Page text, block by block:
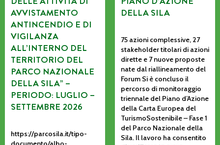
AVVISTAMENTO
ANTINCENDIO E DI
VIGILANZA
ALL’INTERNO DEL
TERRITORIO DEL
PARCO NAZIONALE
DELLA SILA” –
PERIODO: LUGLIO –
SETTEMBRE 2026
https://parcosila.it/tipo-
DELLA SILA
75 azioni complessive, 27
stakeholder titolari di azioni
dirette e 7 nuove proposte
nate dal riallineamento del
Forum Si è concluso il
percorso di monitoraggio
triennale del Piano d’Azione
della Carta Europea del
TurismoSostenibile – Fase 1
del Parco Nazionale della
Sila. Il lavoro ha consentito